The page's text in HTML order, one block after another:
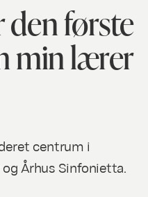
den første
min lærer
centrum i
Århus Sinfonietta.